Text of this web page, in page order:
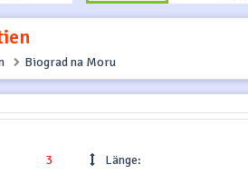
Biograd na Moru
3
Länge: